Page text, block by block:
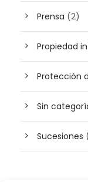
Prensa (2)
Propiedad
Protección
Sin
Sucesiones